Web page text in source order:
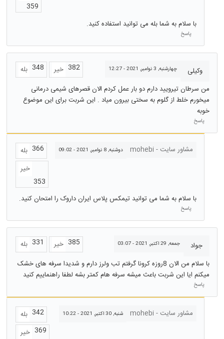
359
با سلام به شما بله می توانید استفاده کنید.
پاسخ
وکیلی چهارشنبه, 3 نوامبر, 2021 - 12:27 بله 348 خیر 382
من سرطان تیرویید دارم دو بار عمل کردم الان قصرهای شیمی درمانی
میخورم خلط از گلوم به سختی بیرون میاد . این شربت برای این موضوع
خوبه
پاسخ
مشاور سایت - mohebi دوشنبه, 8 نوامبر, 2021 - 09:02 بله 366
خیر
353
با سلام به شما می توانید تیمکس پلاس ایران داروک را امتحان کنید.
پاسخ
جواد جمعه, 29 اکتبر, 2021 - 03:07 بله 331 خیر 385
با سلام من الان 8روزه کرونا گرفتم تب ولرز دارم و شدیدا سرفه های خشک
میکنم ایا این شربت باعث میشه سرفه هام کمتر بشه لطفا راهنماییم کنید
پاسخ
مشاور سایت - mohebi شنبه, 30 اکتبر, 2021 - 10:22 بله 342
خیر 369